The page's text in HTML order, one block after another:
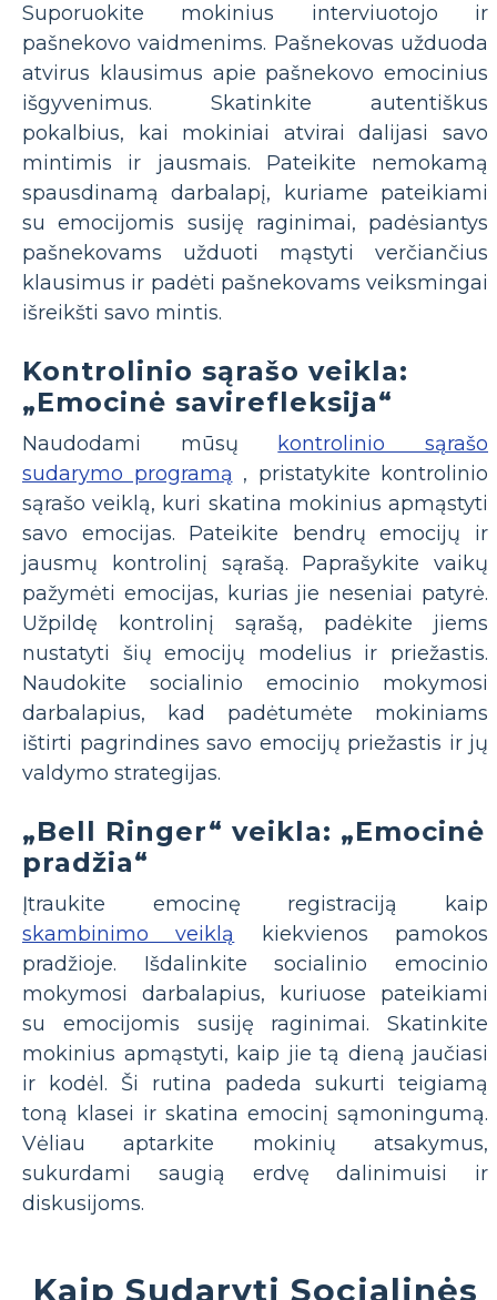
Suporuokite mokinius interviuotojo ir
pašnekovo vaidmenims. Pašnekovas užduoda
atvirus klausimus apie pašnekovo emocinius
išgyvenimus. Skatinkite autentiškus
pokalbius, kai mokiniai atvirai dalijasi savo
mintimis ir jausmais. Pateikite nemokamą
spausdinamą darbalapį, kuriame pateikiami
su emocijomis susiję raginimai, padėsiantys
pašnekovams užduoti mąstyti verčiančius
klausimus ir padėti pašnekovams veiksmingai
išreikšti savo mintis.
Kontrolinio sąrašo veikla:
„Emocinė savirefleksija“
Naudodami mūsų
kontrolinio sąrašo
sudarymo programą , pristatykite kontrolinio
sąrašo veiklą, kuri skatina mokinius apmąstyti
savo emocijas. Pateikite bendrų emocijų ir
jausmų kontrolinį sąrašą. Paprašykite vaikų
pažymėti emocijas, kurias jie neseniai patyrė.
Užpildę kontrolinį sąrašą, padėkite jiems
nustatyti šių emocijų modelius ir priežastis.
Naudokite socialinio emocinio mokymosi
darbalapius, kad padėtumėte mokiniams
ištirti pagrindines savo emocijų priežastis ir jų
valdymo strategijas.
„Bell Ringer“ veikla: „Emocinė
pradžia“
Įtraukite emocinę registraciją kaip
skambinimo veiklą
kiekvienos pamokos
pradžioje. Išdalinkite socialinio emocinio
mokymosi darbalapius, kuriuose pateikiami
su emocijomis susiję raginimai. Skatinkite
mokinius apmąstyti, kaip jie tą dieną jaučiasi
ir kodėl. Ši rutina padeda sukurti teigiamą
toną klasei ir skatina emocinį sąmoningumą.
Vėliau aptarkite mokinių atsakymus,
sukurdami saugią erdvę dalinimuisi ir
diskusijoms.
Kaip Sudaryti Socialinės